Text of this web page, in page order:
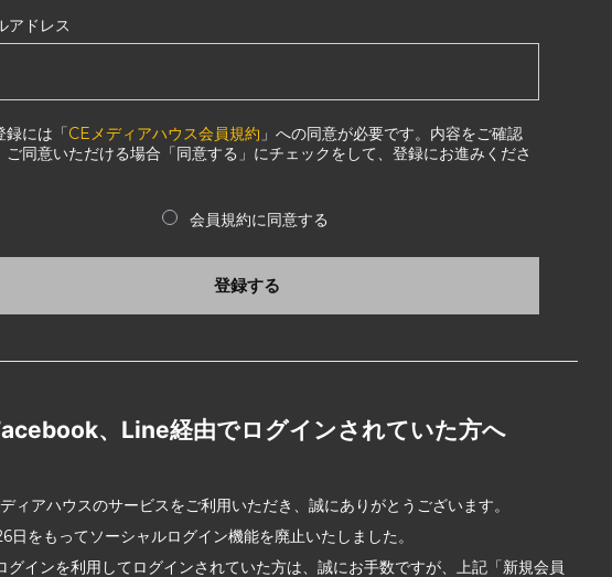
アドレス
録には「CEメディアハウス会員規約 」への同意が必要です。内容をご確認
ご同意いただける場合「同意する」にチェックをして、登録にお進みくださ
会員規約に同意する
登録する
、Line経由でログインされていた方へ
ィアハウスのサービスをご利用いただき、誠にありがとうございます。
日をもってソーシャルログイン機能を廃止いたしました。
グインを利用してログインされていた方は、誠にお手数ですが、上記「新規会員